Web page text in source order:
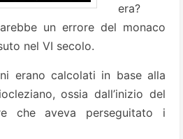
era?
un errore del monaco
nel VI secolo.
erano calcolati in base alla
ossia dall’inizio del
che aveva perseguitato i